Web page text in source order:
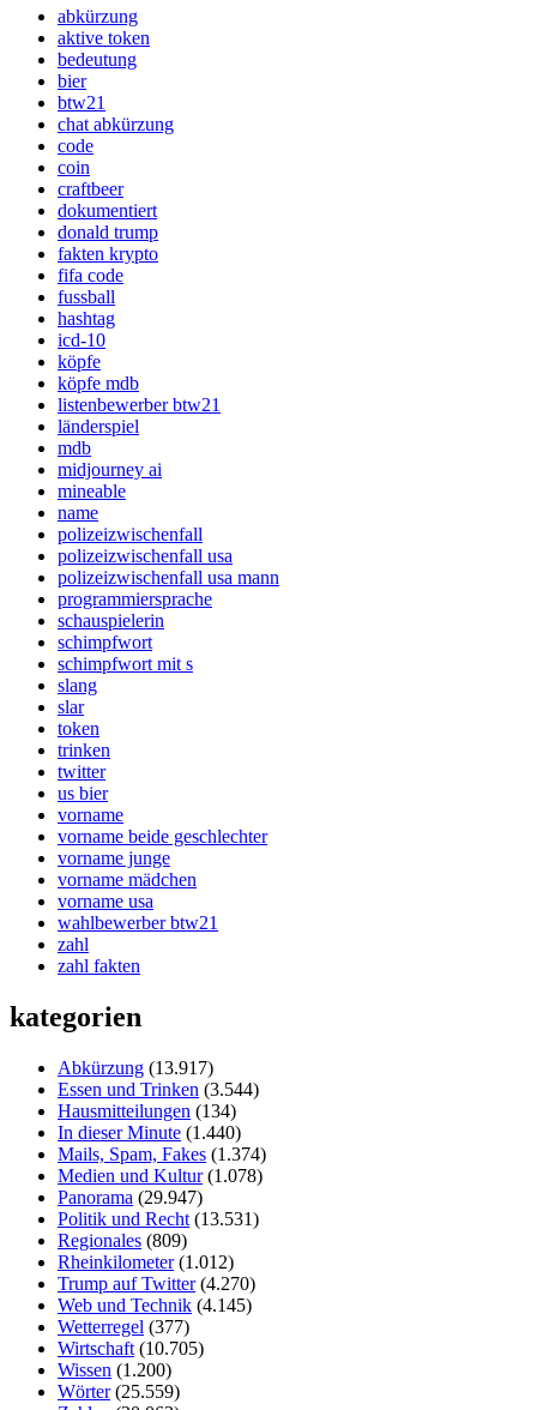
abkürzung
aktive token
bedeutung
bier
btw21
chat abkürzung
code
coin
craftbeer
dokumentiert
donald trump
fakten krypto
fifa code
fussball
hashtag
icd-10
köpfe
köpfe mdb
listenbewerber btw21
länderspiel
mdb
midjourney ai
mineable
name
polizeizwischenfall
polizeizwischenfall usa
polizeizwischenfall usa mann
programmiersprache
schauspielerin
schimpfwort
schimpfwort mit s
slang
slar
token
trinken
twitter
us bier
vorname
vorname beide geschlechter
vorname junge
vorname mädchen
vorname usa
wahlbewerber btw21
zahl
zahl fakten
kategorien
Abkürzung (13.917)
Essen und Trinken (3.544)
Hausmitteilungen (134)
In dieser Minute (1.440)
Mails, Spam, Fakes (1.374)
Medien und Kultur(1.078)
Panorama (29.947)
Politik und Recht (13.531)
Regionales (809)
Rheinkilometer(1.012)
Trump auf Twitter(4.270)
Web und Technik (4.145)
Wetterregel (377)
Wirtschaft (10.705)
Wissen (1.200)
Wörter(25.559)